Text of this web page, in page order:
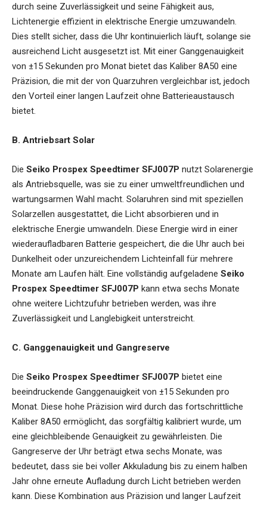
durch seine Zuverlässigkeit und seine Fähigkeit aus,
Lichtenergie effizient in elektrische Energie umzuwandeln.
Dies stellt sicher, dass die Uhr kontinuierlich läuft, solange sie
ausreichend Licht ausgesetzt ist. Mit einer Ganggenauigkeit
von ±15 Sekunden pro Monat bietet das Kaliber 8A50 eine
Präzision, die mit der von Quarzuhren vergleichbar ist, jedoch
den Vorteil einer langen Laufzeit ohne Batterieaustausch
bietet.
B. Antriebsart Solar
Die Seiko Prospex Speedtimer SFJ007P nutzt Solarenergie
als Antriebsquelle, was sie zu einer umweltfreundlichen und
wartungsarmen Wahl macht. Solaruhren sind mit speziellen
Solarzellen ausgestattet, die Licht absorbieren und in
elektrische Energie umwandeln. Diese Energie wird in einer
wiederaufladbaren Batterie gespeichert, die die Uhr auch bei
Dunkelheit oder unzureichendem Lichteinfall für mehrere
Monate am Laufen hält. Eine vollständig aufgeladene Seiko
Prospex Speedtimer SFJ007P kann etwa sechs Monate
ohne weitere Lichtzufuhr betrieben werden, was ihre
Zuverlässigkeit und Langlebigkeit unterstreicht.
C. Ganggenauigkeit und Gangreserve
Die Seiko Prospex Speedtimer SFJ007P bietet eine
beeindruckende Ganggenauigkeit von ±15 Sekunden pro
Monat. Diese hohe Präzision wird durch das fortschrittliche
Kaliber 8A50 ermöglicht, das sorgfältig kalibriert wurde, um
eine gleichbleibende Genauigkeit zu gewährleisten. Die
Gangreserve der Uhr beträgt etwa sechs Monate, was
bedeutet, dass sie bei voller Akkuladung bis zu einem halben
Jahr ohne erneute Aufladung durch Licht betrieben werden
kann. Diese Kombination aus Präzision und langer Laufzeit